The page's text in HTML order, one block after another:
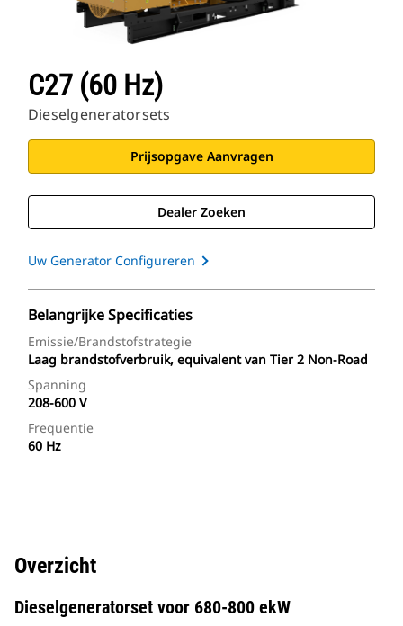
C27 (60 Hz)
Dieselgeneratorsets
Prijsopgave Aanvragen
Dealer Zoeken
Uw Generator Configureren
Belangrijke Specificaties
Emissie/brandstofstrategie
Laag brandstofverbruik, equivalent van Tier 2 Non-Road
Spanning
208-600 V
Frequentie
60 Hz
Overzicht
Dieselgeneratorset voor 680-800 ekW